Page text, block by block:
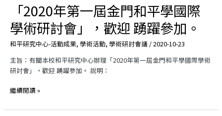
與
金
門
和
平
學
之
建
「2020年第一屆金門和平學國際
學術研討會」，歡迎 踴躍參加。
和平研究中心-活動成果, 學術活動, 學術研討會議/2020-10-23
主旨：有關本校和平研究中心辦理「2020年第一屆金門和平學國際學術
研討會」，歡迎 踴躍參加。 說明：
「2020
第
屆
金
門
平
國
繼續閱讀 »